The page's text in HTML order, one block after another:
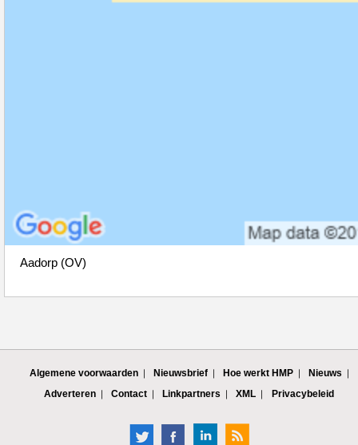
Aadorp (OV)
Algemene voorwaarden Nieuwsbrief Hoe werkt HMP
Nieuws
Adverteren
Contact Linkpartners XML Privacybeleid